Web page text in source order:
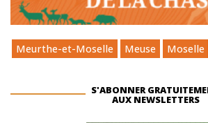
Meurthe-et-Moselle Meuse Moselle
S'ABONNER
AUX NEWSLETTERS